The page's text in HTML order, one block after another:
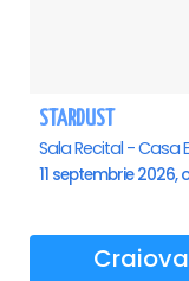
STARDUST
Craiova